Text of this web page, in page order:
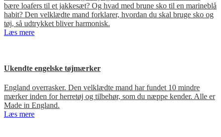
bære loafers til et jakkesæt? Og hvad med brune sko til en marineblå
habit? Den velklædte mand forklarer, hvordan du skal bruge sko og
tøj, så udtrykket bliver harmonisk.
Læs mere
Ukendte engelske tøjmærker
England overrasker. Den velklædte mand har fundet 10 mindre
mærker inden for herretøj og tilbehør, som du næppe kender. Alle er
Made in England.
Læs mere